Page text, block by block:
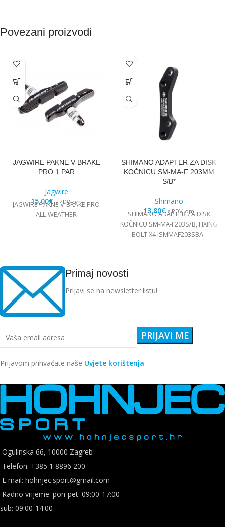
Povezani proizvodi
JAGWIRE PAKNE V-BRAKE
PRO 1.PAR
Jagwire
15,00€ s PDV-om
JAGWIRE PAKNE V-BRAKE PRO
ALL-WEATHER
SHIMANO ADAPTER ZA DISK
KOČNICU SM-MA-F 203MM
S/B*
Shimano
13,80€ s PDV-om
SHIMANO ADAPTER ZA DISK
KOČNICU SM-MA-F203S/B, FIXING
BOLT X4 ISMMAF203SBA
Primaj novosti
Prijavi se na newsletter listu!
Prijavom prihvaćate naše Uvjete korištenja
Ogulinska 66, 10000 Zagreb
Telefon: +385 1 8896 200
E mail: hohnjec.sport@gmail.com
Radno vrijeme: pon-pet: 09:00-17:00
sub: 09:00-14:00